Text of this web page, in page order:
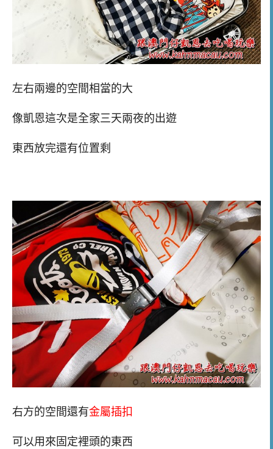
左右兩邊的空間相當的大
像凱恩這次是全家三天兩夜的出遊
東西放完還有位置剩
右方的空間還有金屬插扣
可以用來固定裡頭的東西